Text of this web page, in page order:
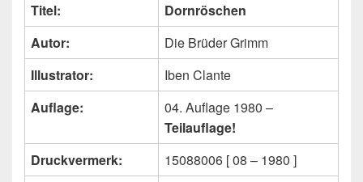
Titel:
Dornröschen
Autor:
Die Brüder Grimm
Illustrator:
Iben Clante
Auflage:
04. Auflage 1980 –
Teilauflage!
Druckvermerk:
15088006 [ 08 – 1980 ]